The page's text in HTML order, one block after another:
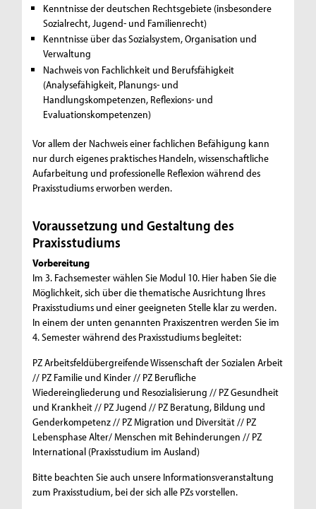
Kenntnisse der deutschen Rechtsgebiete (insbesondere
Sozialrecht, Jugend- und Familienrecht)
Kenntnisse über das Sozialsystem, Organisation und
Verwaltung
Nachweis von Fachlichkeit und Berufsfähigkeit
(Analysefähigkeit, Planungs- und
Handlungskompetenzen, Reflexions- und
Evaluationskompetenzen)
Vor allem der Nachweis einer fachlichen Befähigung kann
nur durch eigenes praktisches Handeln, wissenschaftliche
Aufarbeitung und professionelle Reflexion während des
Praxisstudiums erworben werden.
Voraussetzung und Gestaltung des
Praxisstudiums
Vorbereitung
Im 3. Fachsemester wählen Sie Modul 10. Hier haben Sie die
Möglichkeit, sich über die thematische Ausrichtung Ihres
Praxisstudiums und einer geeigneten Stelle klar zu werden.
In einem der unten genannten Praxiszentren werden Sie im
4. Semester während des Praxisstudiums begleitet:
PZ Arbeitsfeldübergreifende Wissenschaft der Sozialen Arbeit
// PZ Familie und Kinder // PZ Berufliche
Wiedereingliederung und Resozialisierung // PZ Gesundheit
und Krankheit // PZ Jugend // PZ Beratung, Bildung und
Genderkompetenz // PZ Migration und Diversität // PZ
Lebensphase Alter/ Menschen mit Behinderungen // PZ
International (Praxisstudium im Ausland)
Bitte beachten Sie auch unsere Informationsveranstaltung
zum Praxisstudium, bei der sich alle PZs vorstellen.